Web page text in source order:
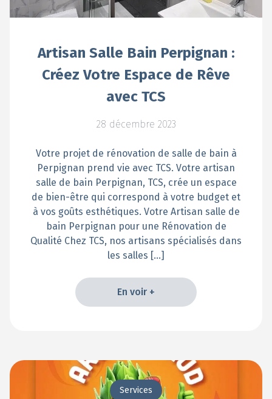
Artisan Salle Bain Perpignan :
Créez Votre Espace de Rêve
avec TCS
28 décembre 2023
Votre projet de rénovation de salle de bain à
Perpignan prend vie avec TCS. Votre artisan
salle de bain Perpignan, TCS, crée un espace
de bien-être qui correspond à votre budget et
à vos goûts esthétiques. Votre Artisan salle de
bain Perpignan pour une Rénovation de
Qualité Chez TCS, nos artisans spécialisés dans
les salles […]
En voir +
Services